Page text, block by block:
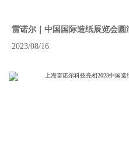
雷诺尔｜中国国际造纸展览会圆
2023/08/16